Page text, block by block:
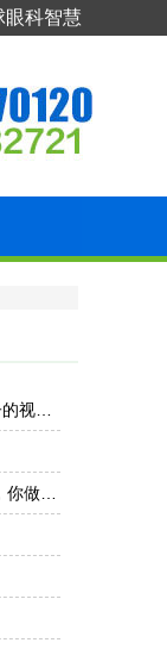
眼科智慧
力了
吗？